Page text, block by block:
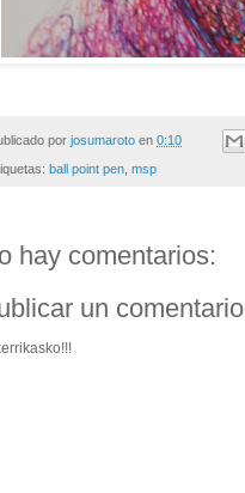
por josumaroto en 0:10
ball point pen msp
hay comentarios:
un comentario